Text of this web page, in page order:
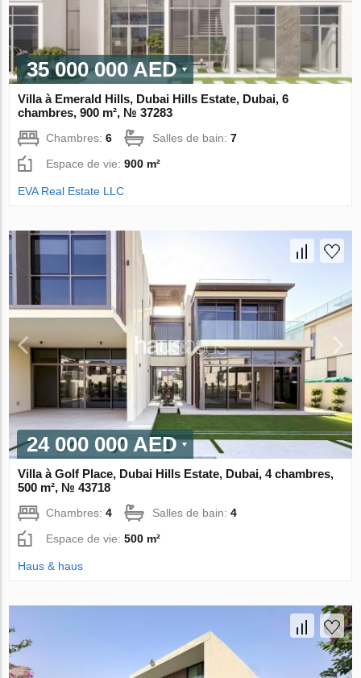
35 000 000 AED
Villa à Emerald Hills, Dubai Hills Estate, Dubai, 6
chambres, 900 m², № 37283
Chambres:6 Salles de bain:7
Espace de vie:900 m²
EVA Real Estate LLC
24 000 000 AED
Villa à Golf Place, Dubai Hills Estate, Dubai, 4 chambres,
500 m², № 43718
Chambres:4 Salles de bain:4
Espace de vie:500 m²
Haus & haus